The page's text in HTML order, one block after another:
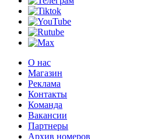
О нас
Магазин
Реклама
Контакты
Команда
Вакансии
Партнеры
Архив номеров